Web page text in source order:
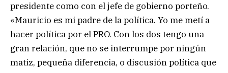
presidente como con el jefe de gobierno porteño.
«Mauricio es mi padre de la política. Yo me metí a
hacer política por el PRO. Con los dos tengo una
gran relación, que no se interrumpe por ningún
matiz, pequeña diferencia, o discusión política que